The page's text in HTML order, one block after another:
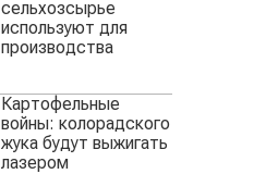
сельхозсырье
используют для
производства
Картофельные
войны: колорадского
жука будут выжигать
лазером